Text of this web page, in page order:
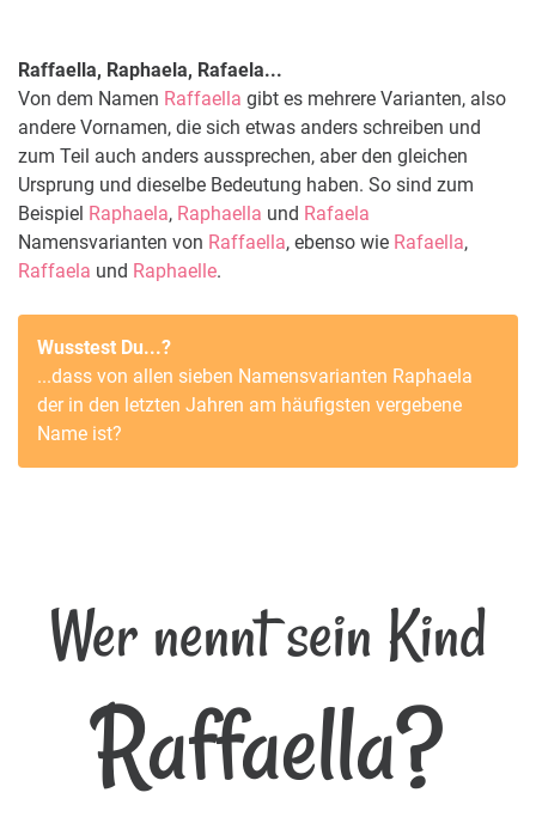
Raffaella, Raphaela, Rafaela...
Von dem Namen Raffaella gibt es mehrere Varianten, also
andere Vornamen, die sich etwas anders schreiben und
zum Teil auch anders aussprechen, aber den gleichen
Ursprung und dieselbe Bedeutung haben. So sind zum
Beispiel Raphaela, Raphaella und Rafaela
Namensvarianten von Raffaella, ebenso wie Rafaella,
Raffaela und Raphaelle.
Wusstest Du...?
...dass von allen sieben Namensvarianten Raphaela
der in den letzten Jahren am häufigsten vergebene
Name ist?
Wer nennt sein Kind
Raffaella?